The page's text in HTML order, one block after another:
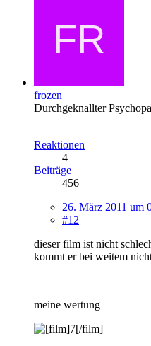
frozen
Durchgeknallter
Reaktionen
4
Beiträge
456
26. März 2011 um
#12
dieser film ist nicht
kommt er bei weitem
meine wertung